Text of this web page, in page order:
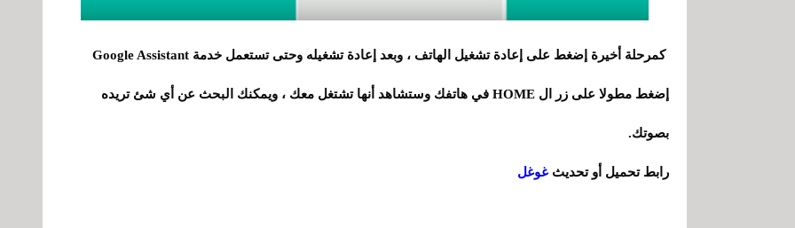
كمرحلة أخيرة إضغط على إعادة تشغيل الهاتف ، وبعد إعادة تشغيله وحتى تستعمل خدمة Google Assistant
إضغط مطولا على زر ال HOME في هاتفك وستشاهد أنها تشتغل معك ، ويمكنك البحث عن أي شئ تريده
بصوتك.
رابط تحميل أو تحديث غوغل